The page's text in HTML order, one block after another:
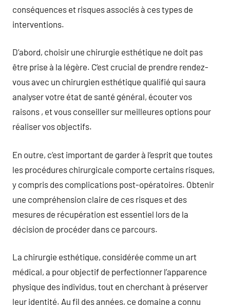
conséquences et risques associés à ces types de
interventions.
D’abord, choisir une chirurgie esthétique ne doit pas
être prise à la légère. C’est crucial de prendre rendez-
vous avec un chirurgien esthétique qualifié qui saura
analyser votre état de santé général, écouter vos
raisons , et vous conseiller sur meilleures options pour
réaliser vos objectifs.
En outre, c’est important de garder à l’esprit que toutes
les procédures chirurgicale comporte certains risques,
y compris des complications post-opératoires. Obtenir
une compréhension claire de ces risques et des
mesures de récupération est essentiel lors de la
décision de procéder dans ce parcours.
La chirurgie esthétique, considérée comme un art
médical, a pour objectif de perfectionner l’apparence
physique des individus, tout en cherchant à préserver
leur identité. Au fil des années, ce domaine a connu